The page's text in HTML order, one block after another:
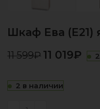
Шкаф Ева (Е21)
11 599₽ 11 019₽
2 в наличии